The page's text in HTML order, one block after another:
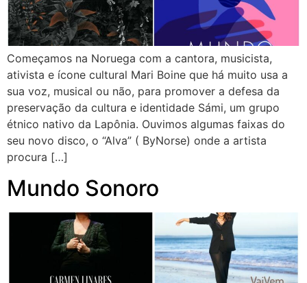
Começamos na Noruega com a cantora, musicista,
ativista e ícone cultural Mari Boine que há muito usa a
sua voz, musical ou não, para promover a defesa da
preservação da cultura e identidade Sámi, um grupo
étnico nativo da Lapônia. Ouvimos algumas faixas do
seu novo disco, o “Alva” ( ByNorse) onde a artista
procura […]
Mundo Sonoro